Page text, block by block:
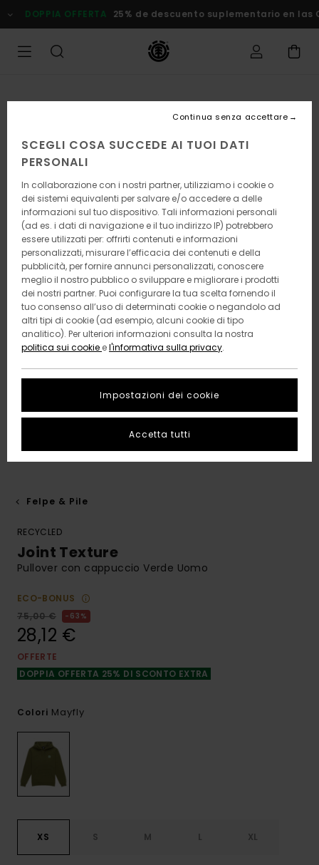
alle
informazioni
prodotto
DOPPIA OFFERTA 25% de descuento suplementario en las
Felpe & Pile
RECYCLED
Joint Texture
Pullover con cappuccio Verde Uomo
ECO-BONUS
75,00 €
63%
28,12 €
OFFERTE
DOPPIA OFFERTA 25% DI SCONTO EXTRA
Colori Mayfly
XS S M L XL
SCEGLI COSA SUCCEDE AI TUOI DATI
PERSONALI
In collaborazione con i nostri partner, utilizziamo i cookie o
dei sistemi equivalenti per salvare e/o accedere a delle
informazioni sul tuo dispositivo. Tali informazioni personali
(ad es. i dati di navigazione e il tuo indirizzo IP) potrebbero
essere utilizzati per: offrirti contenuti e informazioni
personalizzati, misurare l’efficacia dei contenuti e della
pubblicità, per fornire annunci personalizzati, conoscere
meglio il nostro pubblico o sviluppare e migliorare i prodotti
dei nostri partner. Puoi configurare la tua scelta fornendo il
tuo consenso all’uso di determinati cookie o negandolo ad
altri tipi di cookie (ad esempio, alcuni cookie di tipo
analitico). Per ulteriori informazioni consulta la nostra
politica sui cookie el'informativa sulla privacy.
Impostazioni dei cookie
Continua senza accettare
Accetta tutti